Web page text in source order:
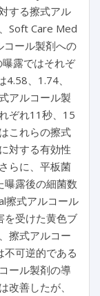
する擦式アル
Soft Care Med
ール製剤への
露ではそれぞ
、1.74、
アルコール製
ぞれ11秒、15
これらの擦式
対する有効性
らに、平板菌
曝露後の細菌数
擦式アルコール
を受けた黄色ブ
擦式アルコー
不可逆的である
ール製剤の導
改善したが、